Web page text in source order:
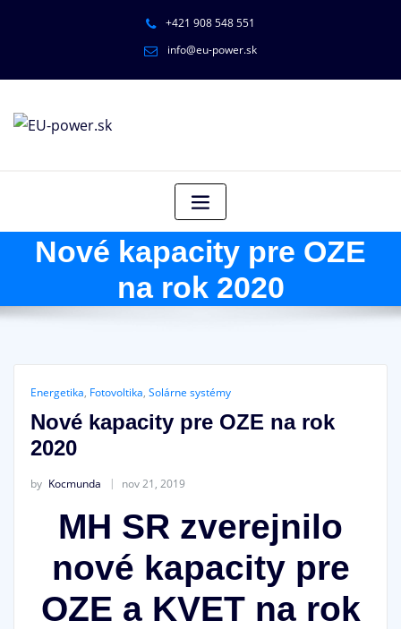
+421 908 548 551
info@eu-power.sk
Nové kapacity pre OZE
na rok 2020
Energetika, Fotovoltika, Solárne systémy
Nové kapacity pre OZE na rok
2020
by Kocmunda nov 21, 2019
MH SR zverejnilo
nové kapacity pre
OZE a KVET na rok